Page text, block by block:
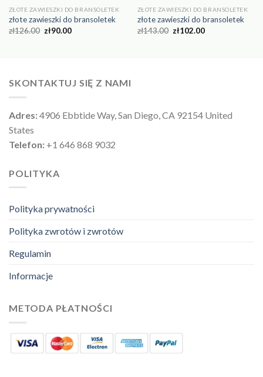
ZŁOTE ZAWIESZKI DO BRANSOLETEK
złote zawieszki do bransoletek
zł126.00 zł90.00
ZŁOTE ZAWIESZKI DO BRANSOLETEK
złote zawieszki do bransoletek
zł143.00 zł102.00
SKONTAKTUJ SIĘ Z NAMI
Adres:4906 Ebbtide Way, San Diego, CA 92154 United
States
Telefon: +1 646 868 9032
POLITYKA
Polityka prywatności
Polityka zwrotów i zwrotów
Regulamin
Informacje
METODA PŁATNOŚCI